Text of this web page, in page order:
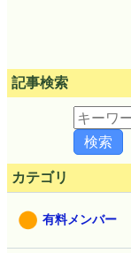
記事検索
カテゴリ
有料メンバー